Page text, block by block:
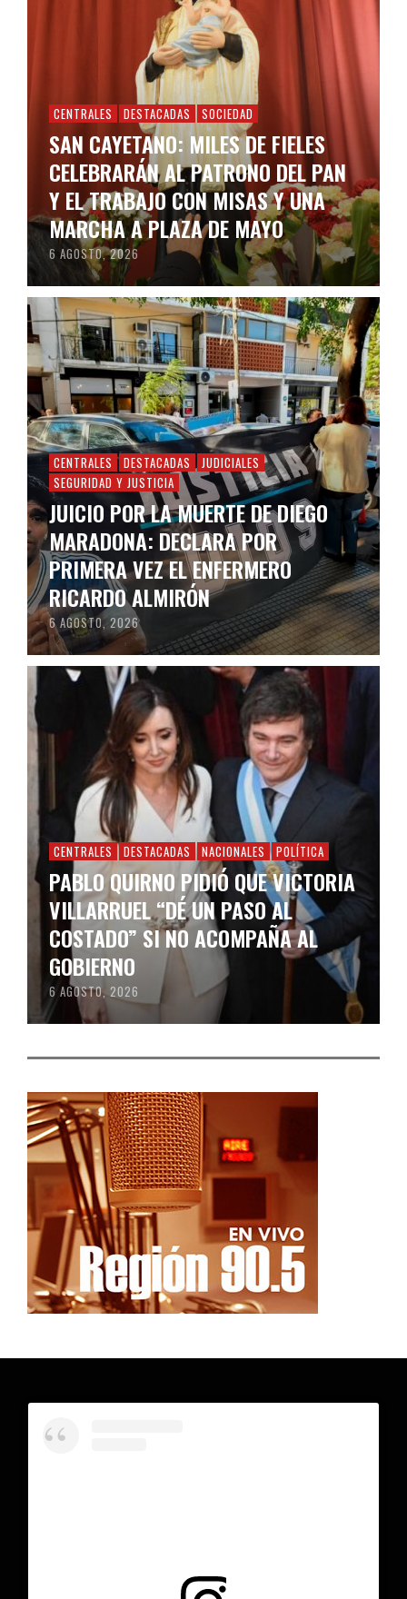
CENTRALES DESTACADAS SOCIEDAD
SAN CAYETANO: MILES DE FIELES
CELEBRARÁN AL PATRONO DEL PAN
Y EL TRABAJO CON MISAS Y UNA
MARCHA A PLAZA DE MAYO
6 AGOSTO, 2026
CENTRALES DESTACADAS
JUDICIALES
SEGURIDAD Y JUSTICIA
JUICIO POR LA MUERTE DE DIEGO
MARADONA: DECLARA POR
PRIMERA VEZ EL ENFERMERO
RICARDO ALMIRÓN
6 AGOSTO, 2026
CENTRALES DESTACADAS NACIONALES POLÍTICA
PABLO QUIRNO PIDIÓ QUE VICTORIA
VILLARRUEL “DÉ UN PASO AL
COSTADO” SI NO ACOMPAÑA AL
GOBIERNO
6 AGOSTO, 2026